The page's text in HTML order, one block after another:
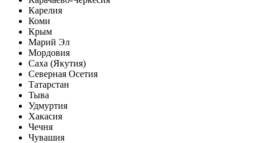
Карелия
Коми
Крым
Марий Эл
Мордовия
Саха (Якутия)
Северная Осетия
Татарстан
Тыва
Удмуртия
Хакасия
Чечня
Чувашия